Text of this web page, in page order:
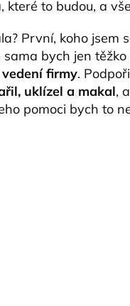
které to budou, a
První, koho jsem
sama bych jen
firmy.
uklízel a makal,
pomoci bych to